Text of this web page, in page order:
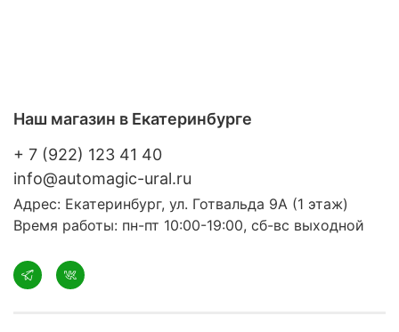
Наш магазин в Екатеринбурге
+ 7 (922) 123 41 40
info@automagic-ural.ru
Адрес: Екатеринбург, ул. Готвальда 9А (1 этаж)
Время работы: пн-пт 10:00-19:00, сб-вс выходной